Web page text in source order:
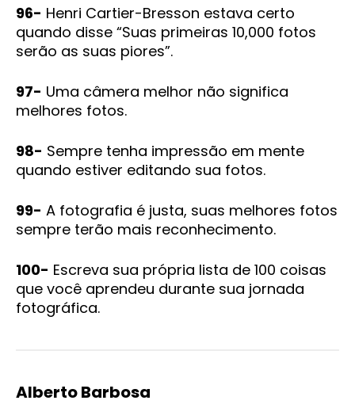
96- Henri Cartier-Bresson estava certo
quando disse “Suas primeiras 10,000 fotos
serão as suas piores”.
97- Uma câmera melhor não significa
melhores fotos.
98- Sempre tenha impressão em mente
quando estiver editando sua fotos.
99- A fotografia é justa, suas melhores fotos
sempre terão mais reconhecimento.
100- Escreva sua própria lista de 100 coisas
que você aprendeu durante sua jornada
fotográfica.
Alberto Barbosa